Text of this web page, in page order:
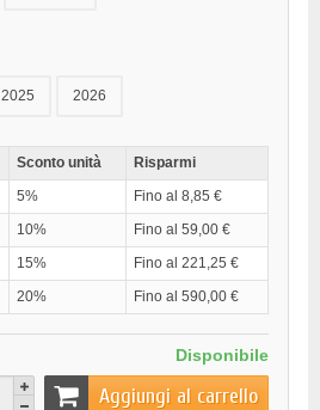
2025 2026
Sconto unità
Risparmi
5%
Fino al 8,85 €
10%
Fino al 59,00 €
15%
Fino al 221,25 €
20% Fino al 590,00 €
Disponibile
Aggiungi al carrello